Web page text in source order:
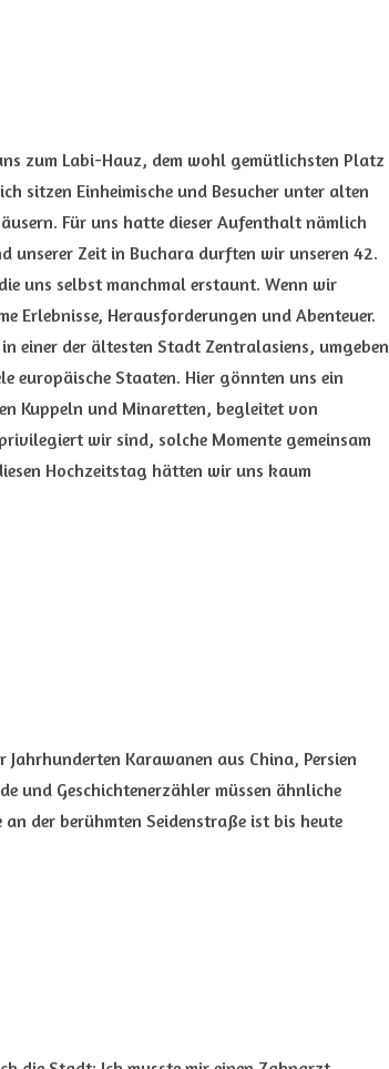
zum Labi-Hauz, dem wohl gemütlichsten Platz
sitzen Einheimische und Besucher unter alten
Für uns hatte dieser Aufenthalt nämlich
unserer Zeit in Buchara durften wir unseren 42.
uns selbst manchmal erstaunt. Wenn wir
Erlebnisse, Herausforderungen und Abenteuer.
einer der ältesten Stadt Zentralasiens, umgeben
europäische Staaten. Hier gönnten uns ein
Kuppeln und Minaretten, begleitet von
wir sind, solche Momente gemeinsam
Hochzeitstag hätten wir uns kaum
Karawanen aus China, Persien
und Geschichtenerzähler müssen ähnliche
der berühmten Seidenstraße ist bis heute